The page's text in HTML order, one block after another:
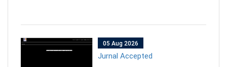
05 Aug 2026
Jurnal Accepted